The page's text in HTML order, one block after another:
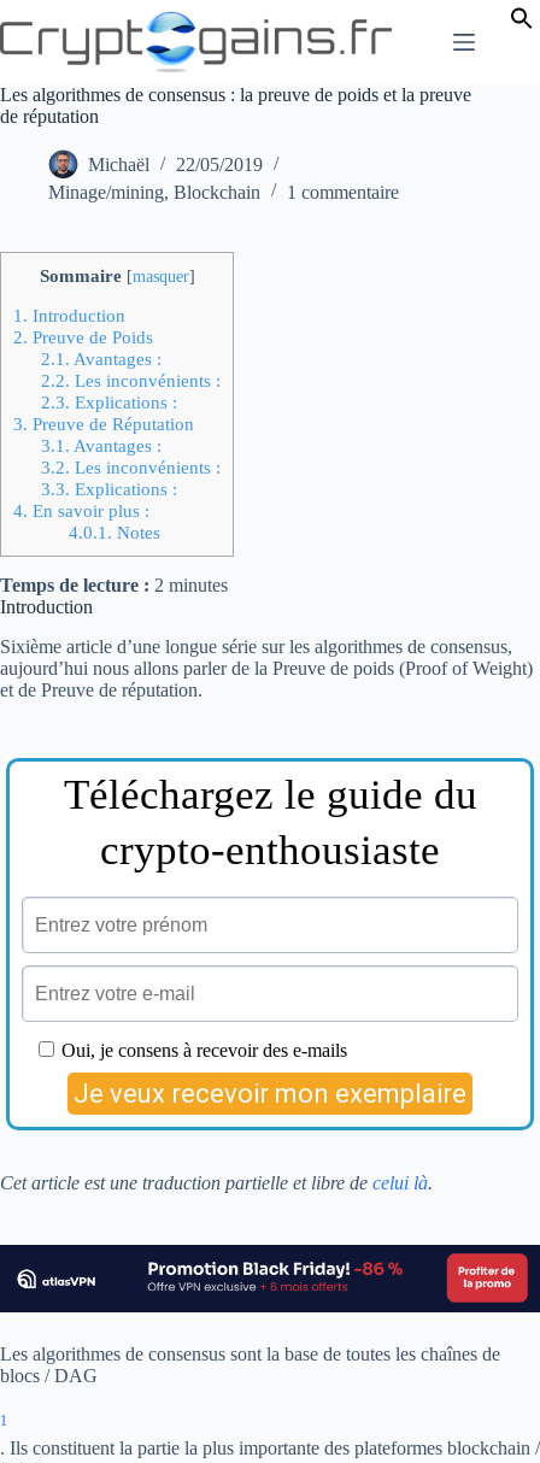
au
contenu
Les algorithmes de consensus : la preuve de poids et la preuve
de réputation
Michaël
22/05/2019
Minage/mining, Blockchain 1 commentaire
Sommaire [masquer]
1. Introduction
2. Preuve de Poids
2.1. Avantages :
2.2. Les inconvénients :
2.3. Explications :
3. Preuve de Réputation
3.1. Avantages :
3.2. Les inconvénients :
3.3. Explications :
4. En savoir plus :
4.0.1. Notes
Temps de lecture : 2 minutes
Introduction
Sixième article d’une longue série sur les algorithmes de consensus,
aujourd’hui nous allons parler de la Preuve de poids (Proof of Weight)
et de Preuve de réputation.
Cet article est une traduction partielle et libre de celui là.
Les algorithmes de consensus sont la base de toutes les chaînes de
blocs / DAG
1
. Ils constituent la partie la plus importante des plateformes blockchain /